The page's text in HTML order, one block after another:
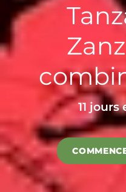
11 jours